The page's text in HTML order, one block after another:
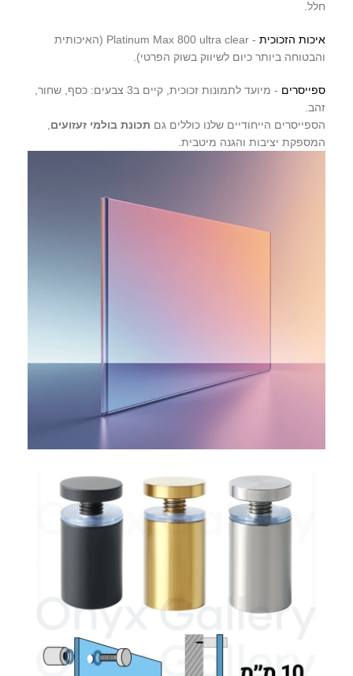
חלל.
איכות הזכוכית
- Platinum Max 800 ultra clear (האיכותית
והבטוחה ביותר כיום לשיווק בשוק הפרטי).
ספייסרים
- מיועד לתמונות זכוכית, קיים ב3 צבעים: כסף, שחור,
זהב.
הספייסרים הייחודיים שלנו כוללים גם תכונת בולמי זעזועים
המספקת יציבות והגנה מיטבית.